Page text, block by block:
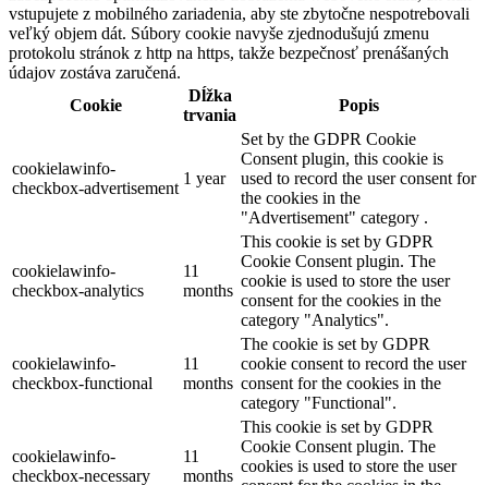
vstupujete z mobilného zariadenia, aby ste zbytočne nespotrebovali
veľký objem dát. Súbory cookie navyše zjednodušujú zmenu
protokolu stránok z http na https, takže bezpečnosť prenášaných
údajov zostáva zaručená.
Cookie
Dĺžka
trvania
Popis
cookielawinfo-
checkbox-advertisement
1 year
Set by the GDPR Cookie
Consent plugin, this cookie is
used to record the user consent for
the cookies in the
"Advertisement" category .
cookielawinfo-
checkbox-analytics
11
months
This cookie is set by GDPR
Cookie Consent plugin. The
cookie is used to store the user
consent for the cookies in the
category "Analytics".
cookielawinfo-
checkbox-functional
11
months
The cookie is set by GDPR
cookie consent to record the user
consent for the cookies in the
category "Functional".
cookielawinfo-
checkbox-necessary
11
months
This cookie is set by GDPR
Cookie Consent plugin. The
cookies is used to store the user